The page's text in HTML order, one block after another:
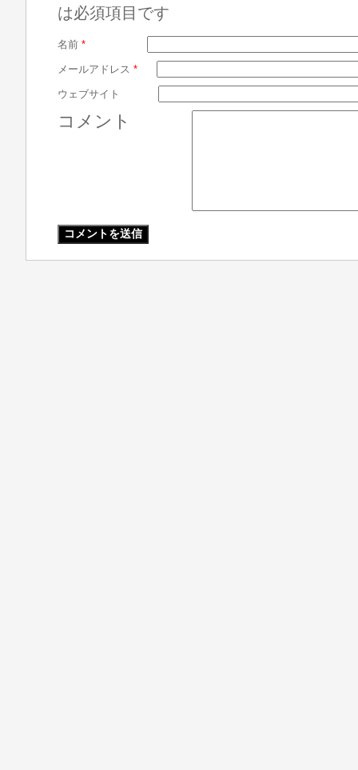
は必須項目です
名前 *
メールアドレス *
ウェブサイト
コメント